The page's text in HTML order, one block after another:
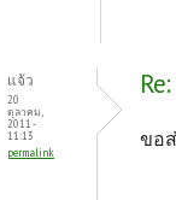
แจ้ว
20
ตุลาคม,
2011 -
11:13
permalink
ขอ